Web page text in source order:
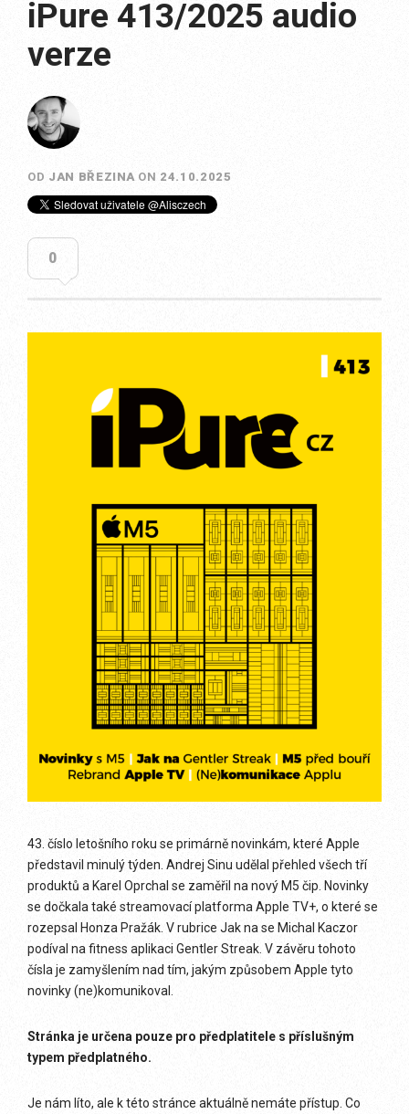
iPure 413/2025 audio
verze
OD JAN BŘEZINA ON 24.10.2025
0
43. číslo letošního roku se primárně novinkám, které Apple
představil minulý týden. Andrej Sinu udělal přehled všech tří
produktů a Karel Oprchal se zaměřil na nový M5 čip. Novinky
se dočkala také streamovací platforma Apple TV+, o které se
rozepsal Honza Pražák. V rubrice Jak na se Michal Kaczor
podíval na fitness aplikaci Gentler Streak. V závěru tohoto
čísla je zamyšlením nad tím, jakým způsobem Apple tyto
novinky (ne)komunikoval.
Stránka je určena pouze pro předplatitele s příslušným
typem předplatného.
Je nám líto, ale k této stránce aktuálně nemáte přístup. Co